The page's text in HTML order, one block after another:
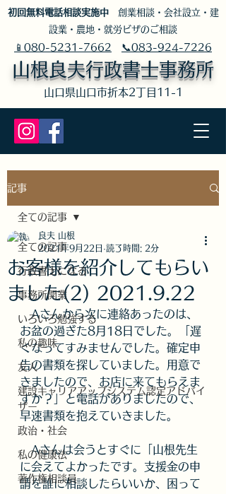
​初回無料電話相談実施中創業相談・会社設立・建
設業・農地・就労ビザのご相談
山根良夫行政書士事務所
​山口県山口市折本2丁目11-1
📱080-5231-7662 📞083-924-7226
記事
全ての記事
行政書士になる
事務所開業
いろいろ勉強する
私の趣味
友人
建設キャリアアップシステム認定アドバイ
ザー
政治・社会
私の健康法
著作権相談員
全ての記事
お客様を紹介してもらい
ました(2) 2021.9.22
良夫 山根
2021年9月22日 読了時間: 2分
Aさんから次に連絡あったのは、
お盆の過ぎた8月18日でした。「遅
くなってすみませんでした。確定申
告の書類を探していました。用意で
きましたので、お店に来てもらえま
すか？」と電話がありましたので、
早速書類を抱えていきました。
Aさんは会うとすぐに「山根先生
に会えてよかったです。支援金の申
請を誰に相談したらいいか、困って